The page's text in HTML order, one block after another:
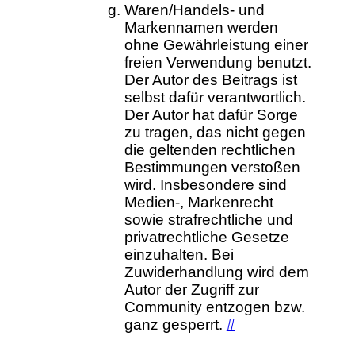
Waren/Handels- und
Markennamen werden
ohne Gewährleistung einer
freien Verwendung benutzt.
Der Autor des Beitrags ist
selbst dafür verantwortlich.
Der Autor hat dafür Sorge
zu tragen, das nicht gegen
die geltenden rechtlichen
Bestimmungen verstoßen
wird. Insbesondere sind
Medien-, Markenrecht
sowie strafrechtliche und
privatrechtliche Gesetze
einzuhalten. Bei
Zuwiderhandlung wird dem
Autor der Zugriff zur
Community entzogen bzw.
ganz gesperrt. #